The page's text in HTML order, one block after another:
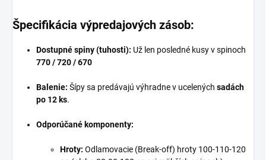
Špecifikácia výpredajových zásob:
Dostupné spiny (tuhosti): Už len posledné kusy v spinoch
770 / 720 / 670
Balenie: Šípy sa predávajú výhradne v ucelených sadách
po 12 ks.
Odporúčané komponenty:
Hroty: Odlamovacie (Break-off) hroty 100-110-120